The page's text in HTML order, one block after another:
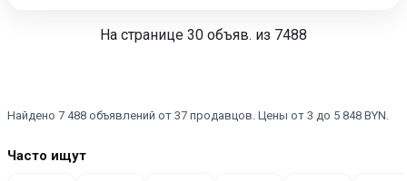
На странице 30 объяв. из 7488
Найдено 7 488 объявлений от 37 продавцов. Цены от 3 до 5 848 BYN.
Часто ищут